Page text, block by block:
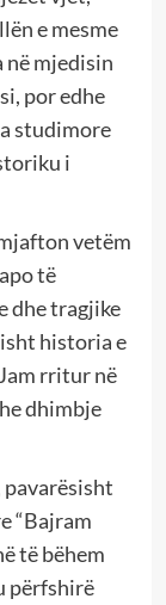
e mesme
në mjedisin
por edhe
studimore
i
vetëm
të
dhe tragjike
historia e
rritur në
dhimbje
“Bajram
të bëhem
përfshirë